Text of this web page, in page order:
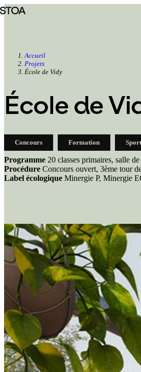
Aller
Fil
d'Ariane
Accueil
Projets
École de Vidy
École de
Concours Formation
Programme 20 classes primaires, salle
Procédure Concours ouvert, 3ème tour
Label écologique Minergie P, Minergie